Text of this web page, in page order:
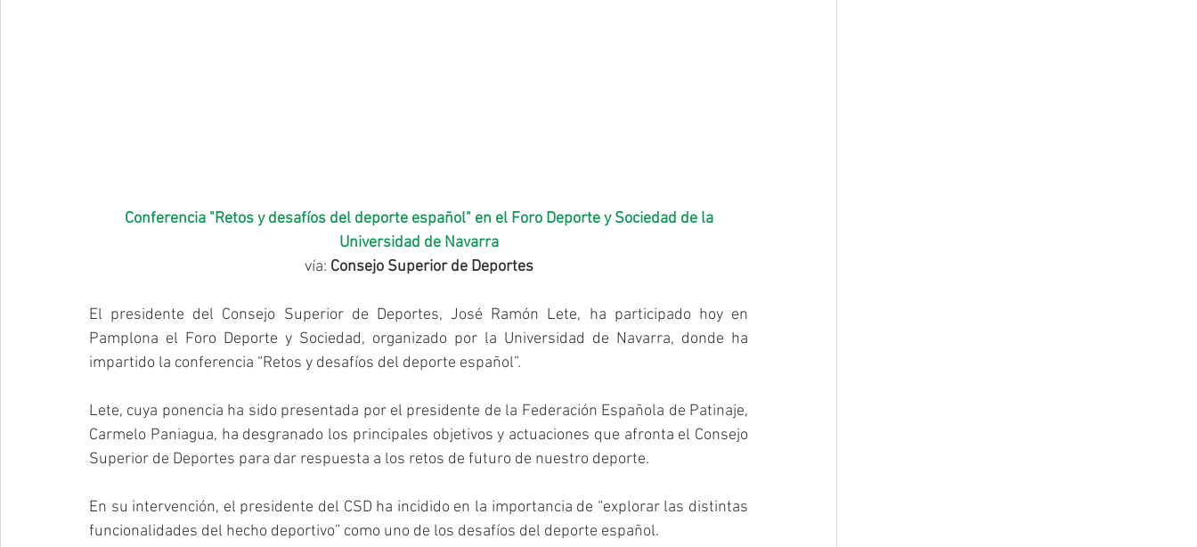
Universidad de Navarra
vía: Consejo Superior de Deportes
El presidente del Consejo Superior de Deportes, José Ramón Lete, ha participado hoy en
Pamplona el Foro Deporte y Sociedad, organizado por la Universidad de Navarra, donde ha
impartido la conferencia “Retos y desafíos del deporte español”.
Lete, cuya ponencia ha sido presentada por el presidente de la Federación Española de Patinaje,
Carmelo Paniagua, ha desgranado los principales objetivos y actuaciones que afronta el Consejo
Superior de Deportes para dar respuesta a los retos de futuro de nuestro deporte.
En su intervención, el presidente del CSD ha incidido en la importancia de “explorar las distintas
funcionalidades del hecho deportivo” como uno de los desafíos del deporte español.